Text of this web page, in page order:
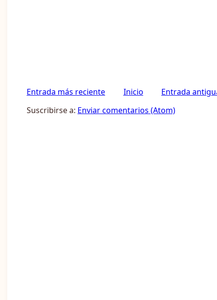
Entrada más reciente Entrada
Inicio
Suscribirse a: Enviar comentarios (Atom)